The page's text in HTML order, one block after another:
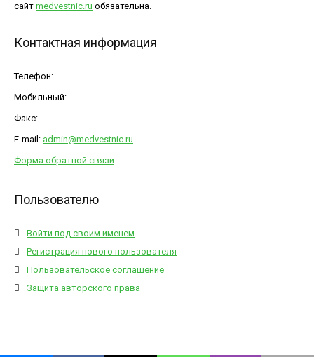
сайт medvestnic.ru обязательна.
Контактная информация
Телефон:
Мобильный:
Факс:
E-mail: admin@medvestnic.ru
Форма обратной связи
Пользователю
Войти под своим именем
Регистрация нового пользователя
Пользовательское соглашение
Защита авторского права